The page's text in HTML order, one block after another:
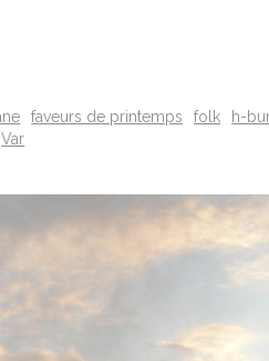
faveurs de printemps folk h-
Var